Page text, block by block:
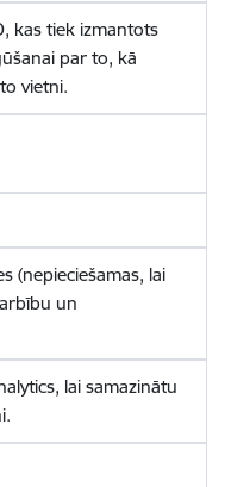
kas tiek izmantots
par to, kā
vietni.
(nepieciešamas, lai
un
lai samazinātu